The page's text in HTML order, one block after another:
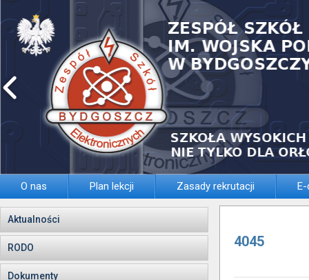
O nas Plan lekcji Zasady rekrutacji
Aktualności
RODO
Dokumenty
4045